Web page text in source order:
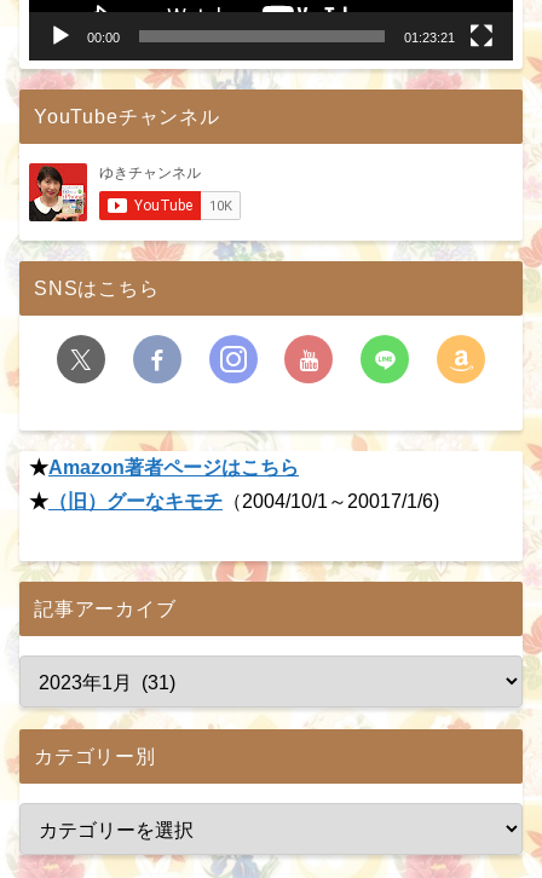
00:00 01:23:21
YouTubeチャンネル
SNSはこちら
★Amazon著者ページはこちら
★ （旧）グーなキモチ （2004/10/1～20017/1/6)
記事アーカイブ
カテゴリー別